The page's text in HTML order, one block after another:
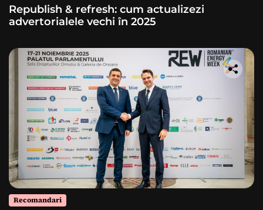
Republish & refresh: cum actualizezi
advertorialele vechi în 2025
Recomandari